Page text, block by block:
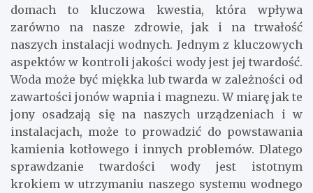
domach to kluczowa kwestia, która wpływa
zarówno na nasze zdrowie, jak i na trwałość
naszych instalacji wodnych. Jednym z kluczowych
aspektów w kontroli jakości wody jest jej twardość.
Woda może być miękka lub twarda w zależności od
zawartości jonów wapnia i magnezu. W miarę jak te
jony osadzają się na naszych urządzeniach i w
instalacjach, może to prowadzić do powstawania
kamienia kotłowego i innych problemów. Dlatego
sprawdzanie twardości wody jest istotnym
krokiem w utrzymaniu naszego systemu wodnego